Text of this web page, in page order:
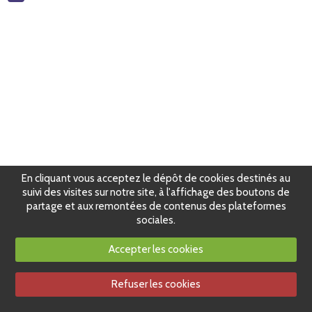
En cliquant vous acceptez le dépôt de cookies destinés au
suivi des visites sur notre site, à l'affichage des boutons de
partage et aux remontées de contenus des plateformes
sociales.
Accepter les cookies
Refuser les cookies